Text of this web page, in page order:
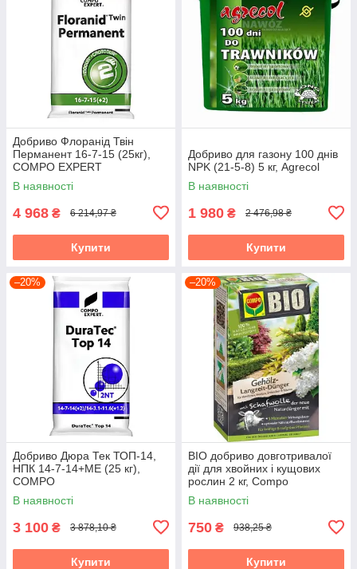
Добриво Флоранід Твін
Перманент 16-7-15 (25кг),
COMPO EXPERT
В наявності
4 968 ₴ 6 214,97 ₴
Купити
Добриво для газону 100 днів
NPK (21-5-8) 5 кг, Agrecol
В наявності
1 980 ₴ 2 476,98 ₴
Купити
–20%
Добриво Дюра Тек ТОП-14,
НПК 14-7-14+МЕ (25 кг),
COMPO
В наявності
3 100 ₴ 3 878,10 ₴
Купити
–20%
BIO добриво довготривалої
дії для хвойних і кущових
рослин 2 кг, Compo
В наявності
750 ₴ 938,25 ₴
Купити